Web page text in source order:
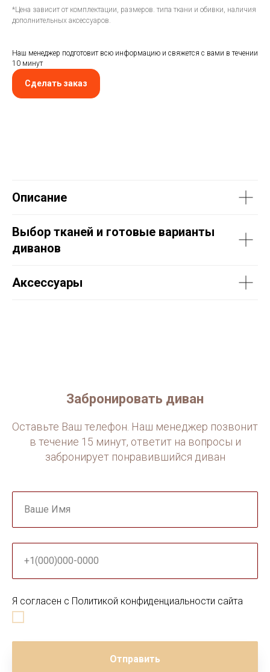
*Цена зависит от комплектации, размеров. типа ткани и обивки, наличия
дополнительных аксессуаров.
Наш менеджер подготовит всю информацию и свяжется с вами в течении
10 минут
Сделать заказ
Описание
Выбор тканей и готовые варианты
диванов
Аксессуары
Забронировать диван
Оставьте Ваш телефон. Наш менеджер позвонит
в течение 15 минут, ответит на вопросы и
забронирует понравившийся диван
Ваше Имя
+1(000)000-0000
Я согласен с Политикой конфиденциальности сайта
Отправить